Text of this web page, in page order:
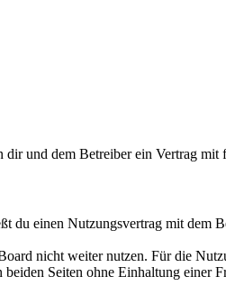
und dem Betreiber ein Vertrag mit
einen Nutzungsvertrag mit dem
nicht weiter nutzen. Für die
Seiten ohne Einhaltung einer